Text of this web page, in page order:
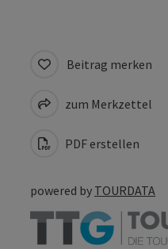
Beitrag merken
zum Merkzettel
PDF erstellen
powered by TOURDATA